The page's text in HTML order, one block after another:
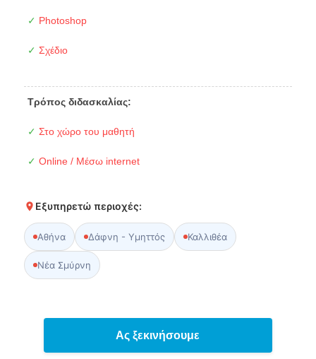
✓ Photoshop
✓ Σχέδιο
Τρόπος διδασκαλίας:
✓ Στο χώρο του μαθητή
✓ Online / Μέσω internet
Εξυπηρετώ περιοχές:
Αθήνα Δάφνη - Υμηττός Καλλιθέα
Νέα Σμύρνη
Ας ξεκινήσουμε